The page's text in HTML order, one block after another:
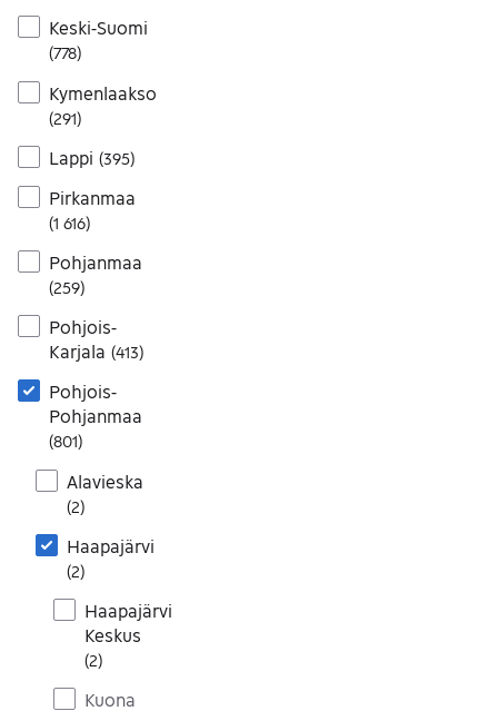
Keski-Suomi
(778)
Kymenlaakso
(291)
Lappi (395)
Pirkanmaa
(1 616)
Pohjanmaa
(259)
Pohjois-
Karjala (413)
Pohjois-
Pohjanmaa
(801)
Alavieska
(2)
Haapajärvi
(2)
Haapajärvi
Keskus
(2)
Kuona